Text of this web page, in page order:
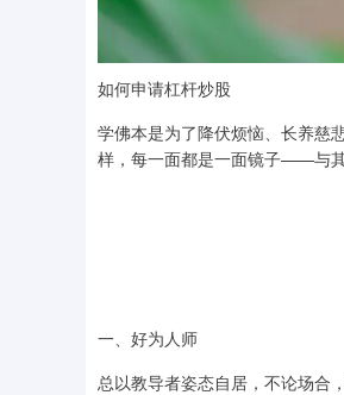
如何申请杠杆炒股
学佛本是为了降伏烦恼、长养慈
样，每一面都是一面镜子——与其
一、好为人师
总以教导者姿态自居，不论场合